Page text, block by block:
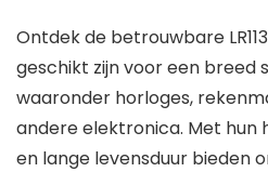
Ontdek de betrouwbare
geschikt zijn voor een breed
waaronder horloges,
andere elektronica. Met hun
en lange levensduur bieden